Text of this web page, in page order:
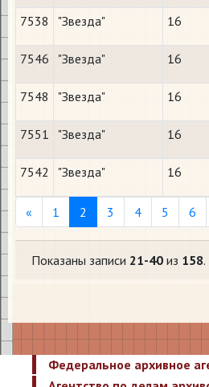
7538 "Звезда" 16
7546 "Звезда" 16
7548 "Звезда" 16
7551 "Звезда" 16
7542 "Звезда" 16
« Previous
1 2 3 4 5 6
Показаны записи 21-40 из 158.
Федеральное архивное